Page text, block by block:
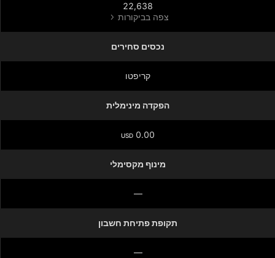
22,638
צפה בביקורות
נכסים סחירים
קריפטו
הפקדה מינימלית
0.00
USD
מינוף מקסימלי
—
תקופת פתיחת חשבון
—